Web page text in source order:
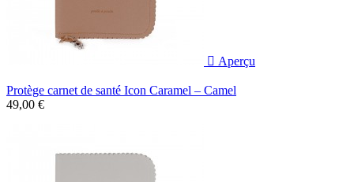
 Aperçu
Protège carnet de santé Icon Caramel – Camel
49,00 €